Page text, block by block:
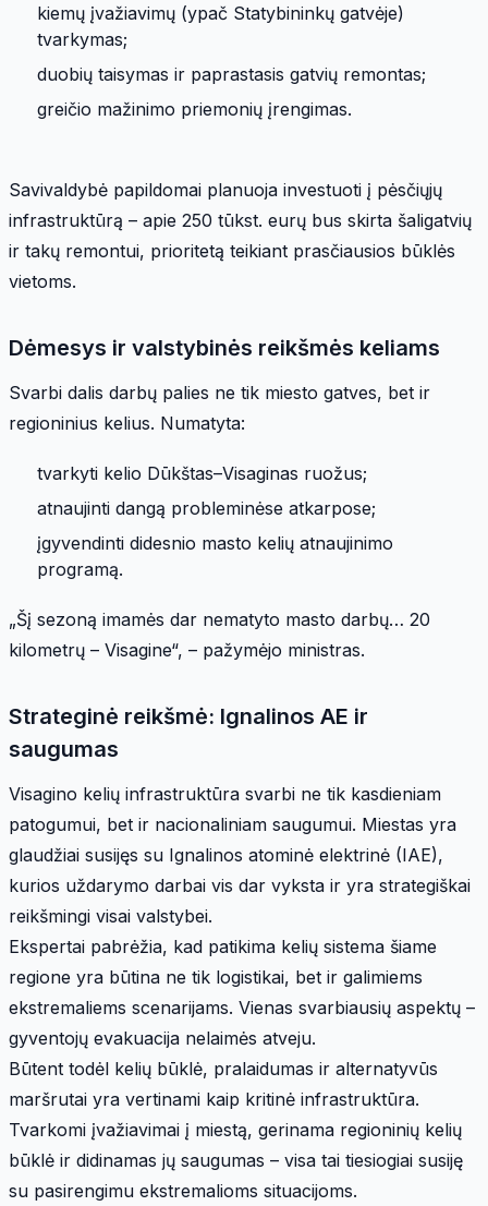
kiemų įvažiavimų (ypač Statybininkų gatvėje)
tvarkymas;
duobių taisymas ir paprastasis gatvių remontas;
greičio mažinimo priemonių įrengimas.
Savivaldybė papildomai planuoja investuoti į pėsčiųjų
infrastruktūrą – apie 250 tūkst. eurų bus skirta šaligatvių
ir takų remontui, prioritetą teikiant prasčiausios būklės
vietoms.
Dėmesys ir valstybinės reikšmės keliams
Svarbi dalis darbų palies ne tik miesto gatves, bet ir
regioninius kelius. Numatyta:
tvarkyti kelio Dūkštas–Visaginas ruožus;
atnaujinti dangą probleminėse atkarpose;
įgyvendinti didesnio masto kelių atnaujinimo
programą.
„Šį sezoną imamės dar nematyto masto darbų… 20
kilometrų – Visagine“, – pažymėjo ministras.
Strateginė reikšmė: Ignalinos AE ir
saugumas
Visagino kelių infrastruktūra svarbi ne tik kasdieniam
patogumui, bet ir nacionaliniam saugumui. Miestas yra
glaudžiai susijęs su Ignalinos atominė elektrinė (IAE),
kurios uždarymo darbai vis dar vyksta ir yra strategiškai
reikšmingi visai valstybei.
Ekspertai pabrėžia, kad patikima kelių sistema šiame
regione yra būtina ne tik logistikai, bet ir galimiems
ekstremaliems scenarijams. Vienas svarbiausių aspektų –
gyventojų evakuacija nelaimės atveju.
Būtent todėl kelių būklė, pralaidumas ir alternatyvūs
maršrutai yra vertinami kaip kritinė infrastruktūra.
Tvarkomi įvažiavimai į miestą, gerinama regioninių kelių
būklė ir didinamas jų saugumas – visa tai tiesiogiai susiję
su pasirengimu ekstremalioms situacijoms.